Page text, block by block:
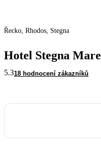
Řecko, Rhodos, Stegna
Hotel Stegna Mare
5.318 hodnocení zákazníků